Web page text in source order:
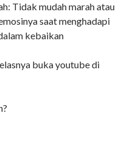
Tidak mudah marah atau
saat menghadapi
kebaikan
buka youtube di